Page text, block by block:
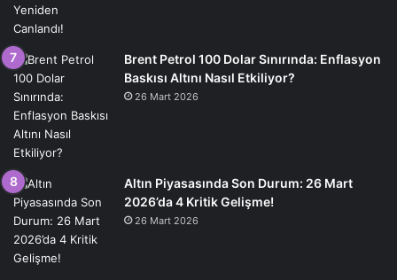
Brent Petrol 100 Dolar Sınırında: Enflasyon
Baskısı Altını Nasıl Etkiliyor?
26 Mart 2026
Altın Piyasasında Son Durum: 26 Mart
2026’da 4 Kritik Gelişme!
26 Mart 2026